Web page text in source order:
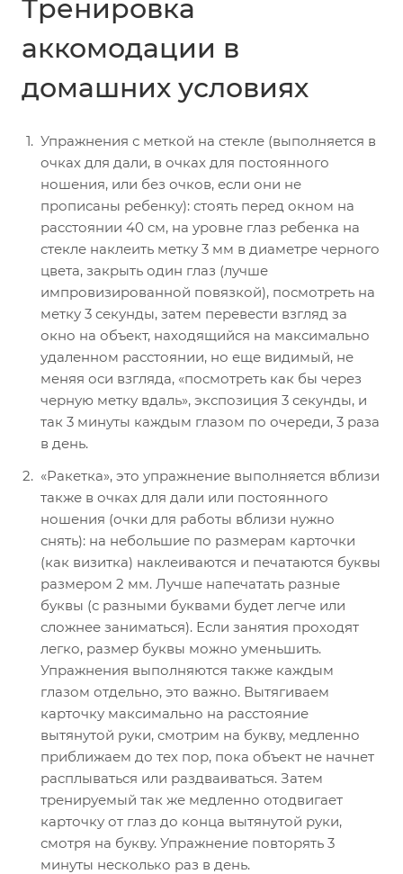
Тренировка
аккомодации в
домашних условиях
Упражнения с меткой на стекле (выполняется в
очках для дали, в очках для постоянного
ношения, или без очков, если они не
прописаны ребенку): стоять перед окном на
расстоянии 40 см, на уровне глаз ребенка на
стекле наклеить метку 3 мм в диаметре черного
цвета, закрыть один глаз (лучше
импровизированной повязкой), посмотреть на
метку 3 секунды, затем перевести взгляд за
окно на объект, находящийся на максимально
удаленном расстоянии, но еще видимый, не
меняя оси взгляда, «посмотреть как бы через
черную метку вдаль», экспозиция 3 секунды, и
так 3 минуты каждым глазом по очереди, 3 раза
в день.
«Ракетка», это упражнение выполняется вблизи
также в очках для дали или постоянного
ношения (очки для работы вблизи нужно
снять): на небольшие по размерам карточки
(как визитка) наклеиваются и печатаются буквы
размером 2 мм. Лучше напечатать разные
буквы (с разными буквами будет легче или
сложнее заниматься). Если занятия проходят
легко, размер буквы можно уменьшить.
Упражнения выполняются также каждым
глазом отдельно, это важно. Вытягиваем
карточку максимально на расстояние
вытянутой руки, смотрим на букву, медленно
приближаем до тех пор, пока объект не начнет
расплываться или раздваиваться. Затем
тренируемый так же медленно отодвигает
карточку от глаз до конца вытянутой руки,
смотря на букву. Упражнение повторять 3
минуты несколько раз в день.